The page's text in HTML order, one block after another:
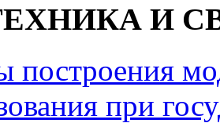
И
при